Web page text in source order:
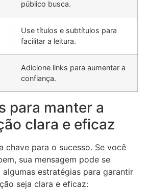
público busca.
Use títulos e subtítulos para
facilitar a leitura.
Adicione links para aumentar a
confiança.
para manter a
clara e eficaz
chave para o sucesso. Se você
sua mensagem pode se
algumas estratégias para garantir
seja clara e eficaz: